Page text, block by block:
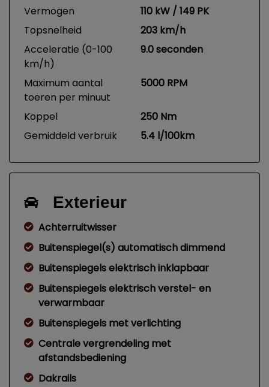
Vermogen
110 kW / 149 PK
Topsnelheid
203 km/h
Acceleratie (0-100
km/h)
9.0 seconden
Maximum aantal
toeren per minuut
5000 RPM
Koppel
250 Nm
Gemiddeld verbruik
5.4 l/100km
Exterieur
Achterruitwisser
Buitenspiegel(s) automatisch dimmend
Buitenspiegels elektrisch inklapbaar
Buitenspiegels elektrisch verstel- en
verwarmbaar
Buitenspiegels met verlichting
Centrale vergrendeling met
afstandsbediening
Dakrails